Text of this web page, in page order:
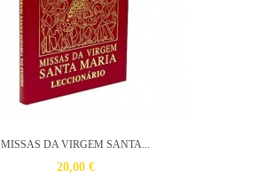
MISSAS DA VIRGEM SANTA...
20,00 €